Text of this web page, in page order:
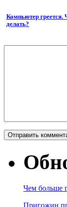
Компьютер греется.
делать?
Чем больше
Пригожин